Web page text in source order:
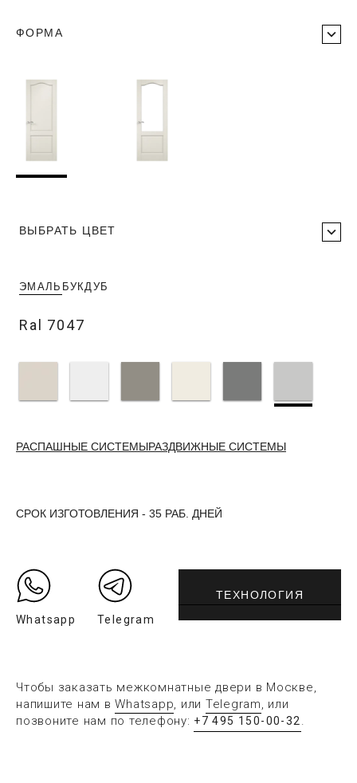
ФОРМА
ВЫБРАТЬ ЦВЕТ
ЭМАЛЬ БУК ДУБ
Ral 7047
РАСПАШНЫЕ СИСТЕМЫРАЗДВИЖНЫЕ СИСТЕМЫ
СРОК ИЗГОТОВЛЕНИЯ - 35 РАБ. ДНЕЙ
Whatsapp Telegram
ТЕХНОЛОГИЯ
Чтобы заказать межкомнатные двери в Москве,
напишите нам вWhatsapp, или Telegram, или
позвоните нам по телефону: +7 495 150-00-32 .